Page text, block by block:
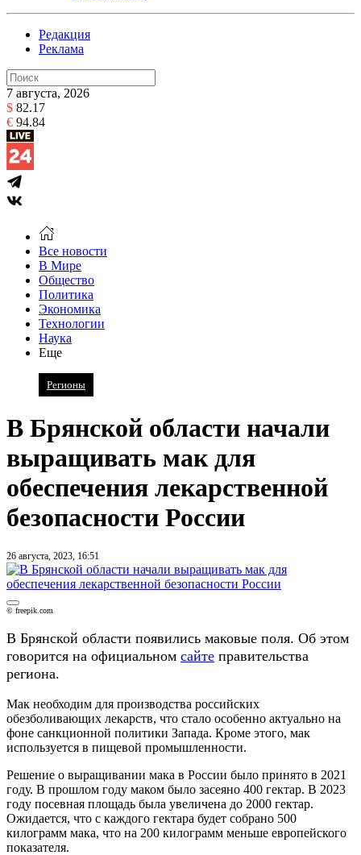
Редакция
Реклама
7 августа, 2026
$ 82.17
€ 94.84
Все новости
В Мире
Общество
Политика
Экономика
Технологии
Наука
Еще
Регионы
В Брянской области начали
выращивать мак для
обеспечения лекарственной
безопасности России
26 августа, 2023, 16:51
© freepik.com
В Брянской области появились маковые поля. Об этом
говорится на официальном сайте правительства
региона.
Мак необходим для производства российских
обезболивающих лекарств, что стало особенно актуально на
фоне санкционной политики Запада. Кроме этого, мак
используется в пищевой промышленности.
Решение о выращивании мака в России было принято в 2021
году. В прошлом году маком было засеяно 400 гектар. В 2023
году посевная площадь была увеличена до 2000 гектар.
Ожидается, что с каждого гектара будет собрано 500
килограмм мака, что на 200 килограмм меньше европейского
показателя.